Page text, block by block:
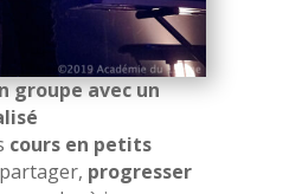
groupe avec un
cours en petits
progresser